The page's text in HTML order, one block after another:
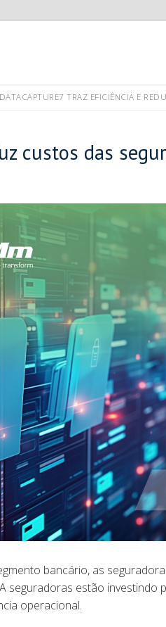
TRAZ EFICIÊNCIA E
custos das
bancário, as
seguradoras estão investindo
operacional.